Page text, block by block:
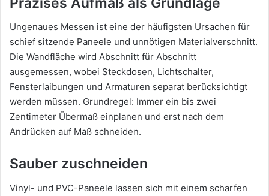
Ungenaues Messen ist eine der häufigsten Ursachen für
schief sitzende Paneele und unnötigen Materialverschnitt.
Die Wandfläche wird Abschnitt für Abschnitt
ausgemessen, wobei Steckdosen, Lichtschalter,
Fensterlaibungen und Armaturen separat berücksichtigt
werden müssen. Grundregel: Immer ein bis zwei
Zentimeter Übermaß einplanen und erst nach dem
Andrücken auf Maß schneiden.
Sauber zuschneiden
Vinyl- und PVC-Paneele lassen sich mit einem scharfen